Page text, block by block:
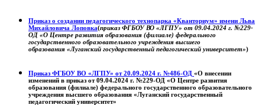
Приказ о создании педагогического технопарка «Кванториум» имени Льва
Михайловича Лоповка(приказ ФГБОУ ВО «ЛГПУ» от 09.04.2024 г. №229-
ОД «О Центре развития образования (филиале) федерального
государственного образовательного учреждения высшего
образования «Луганский государственный педагогический университет»)
Приказ ФГБОУ ВО «ЛГПУ» от 20.09.2024 г. №486-ОД «О внесении
изменений в приказ от 09.04.2024 г. №229-ОД «О Центре развития
образования (филиале) федерального государственного образовательного
учреждения высшего образования «Луганский государственный
педагогический университет»